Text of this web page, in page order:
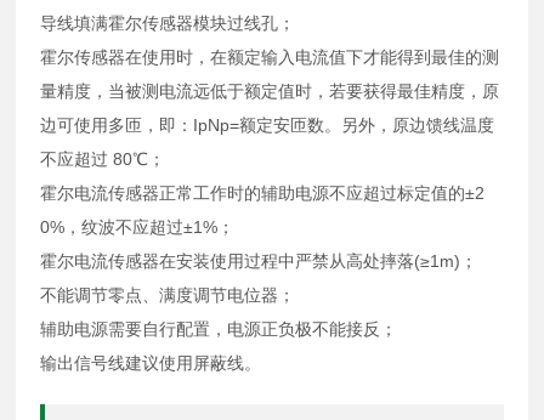
导线填满霍尔传感器模块过线孔；
霍尔传感器在使用时，在额定输入电流值下才能得到最佳的测
量精度，当被测电流远低于额定值时，若要获得最佳精度，原
边可使用多匝，即：IpNp=额定安匝数。另外，原边馈线温度
不应超过 80℃；
霍尔电流传感器正常工作时的辅助电源不应超过标定值的±2
0%，纹波不应超过±1%；
霍尔电流传感器在安装使用过程中严禁从高处摔落(≥1m)；
不能调节零点、满度调节电位器；
辅助电源需要自行配置，电源正负极不能接反；
输出信号线建议使用屏蔽线。